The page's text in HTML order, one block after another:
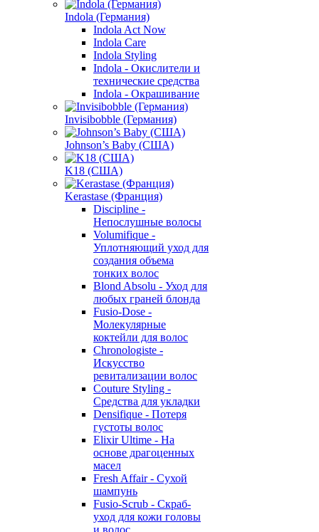
Indola (Германия)
Indola Act Now
Indola Care
Indola Styling
Indola - Окислители и
технические средства
Indola - Окрашивание
Invisibobble (Германия)
Johnson’s Baby (США)
K18 (США)
Kerastase (Франция)
Discipline -
Непослушные волосы
Volumifique -
Уплотняющий уход для
создания объема
тонких волос
Blond Absolu - Уход для
любых граней блонда
Fusio-Dose -
Молекулярные
коктейли для волос
Chronologiste -
Искусство
ревитализации волос
Couture Styling -
Средства для укладки
Densifique - Потеря
густоты волос
Elixir Ultime - На
основе драгоценных
масел
Fresh Affair - Сухой
шампунь
Fusio-Scrub - Скраб-
уход для кожи головы
и волос